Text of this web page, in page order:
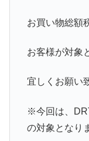
お買い物総額
お客様が対象
宜しくお願い
※今回は、
の対象となり